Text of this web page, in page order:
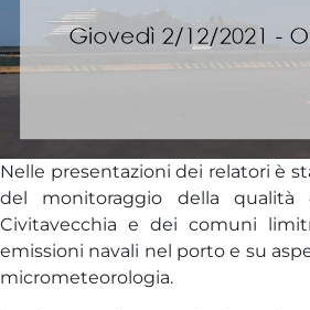
Nelle presentazioni dei relatori è
del monitoraggio della qualità
Civitavecchia e dei comuni
emissioni navali nel porto e su
micrometeorologia.